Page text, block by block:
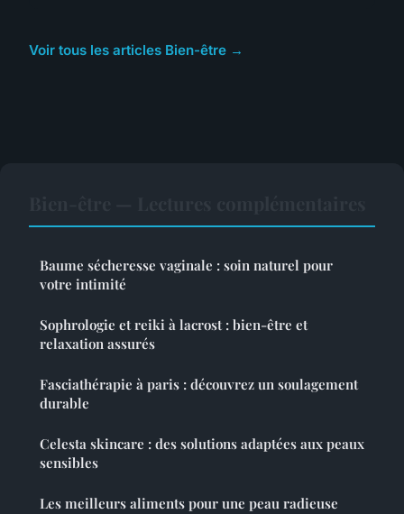
Voir tous les articles Bien-être →
Baume sécheresse vaginale : soin naturel pour
votre intimité
Sophrologie et reiki à lacrost : bien-être et
relaxation assurés
Fasciathérapie à paris : découvrez un soulagement
durable
Celesta skincare : des solutions adaptées aux peaux
sensibles
Les meilleurs aliments pour une peau radieuse